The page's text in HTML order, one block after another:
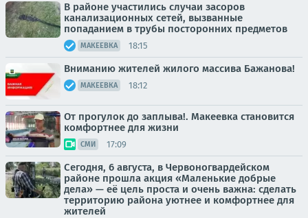
В районе участились случаи засоров
канализационных сетей, вызванные
попаданием в трубы посторонних предметов
МАКЕЕВКА 18:15
Вниманию жителей жилого массива Бажанова!
МАКЕЕВКА 18:12
От прогулок до заплыва!. Макеевка становится
комфортнее для жизни
СМИ 17:09
Сегодня, 6 августа, в Червоногвардейском
районе прошла акция «Маленькие добрые
дела» — её цель проста и очень важна: сделать
территорию района уютнее и комфортнее для
жителей